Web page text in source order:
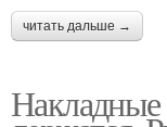
читать дальше →
Накладные